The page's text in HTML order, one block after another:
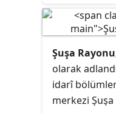
Şuşa Rayonu
olarak
idarî
merkezi